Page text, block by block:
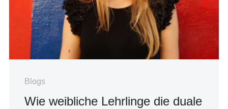
Blogs
Wie weibliche Lehrlinge die duale